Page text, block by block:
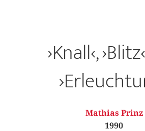
›Knall‹,
Mathias Prinz
1990